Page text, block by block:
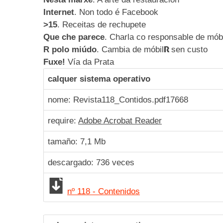
Internet. Non todo é Facebook
>15. Receitas de rechupete
Que che parece. Charla co responsable de
R polo miúdo. Cambia de móbil Rsen custo
Fuxe! Vía da Prata
calquer sistema operativo
nome: Revista118_Contidos.pdf17668
require: Adobe Acrobat Reader
tamaño: 7,1 Mb
descargado: 736 veces
nº 118 - Contenidos